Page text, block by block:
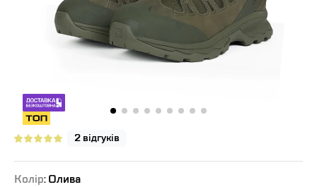
2 відгуків
Колір: Олива